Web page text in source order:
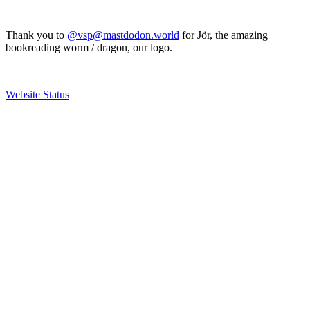
Thank you to @vsp@mastdodon.world for Jör, the amazing
bookreading worm / dragon, our logo.
Website Status